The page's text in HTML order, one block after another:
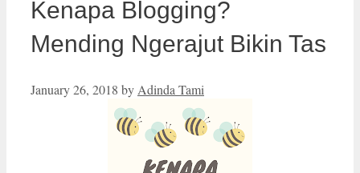
Kenapa Blogging?
Mending Ngerajut Bikin Tas
January 26, 2018 by Adinda Tami